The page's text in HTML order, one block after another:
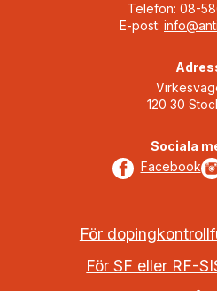
Telefon: 08-
E-post:
120 30
Sociala
Facebook
För
För SF eller RF-